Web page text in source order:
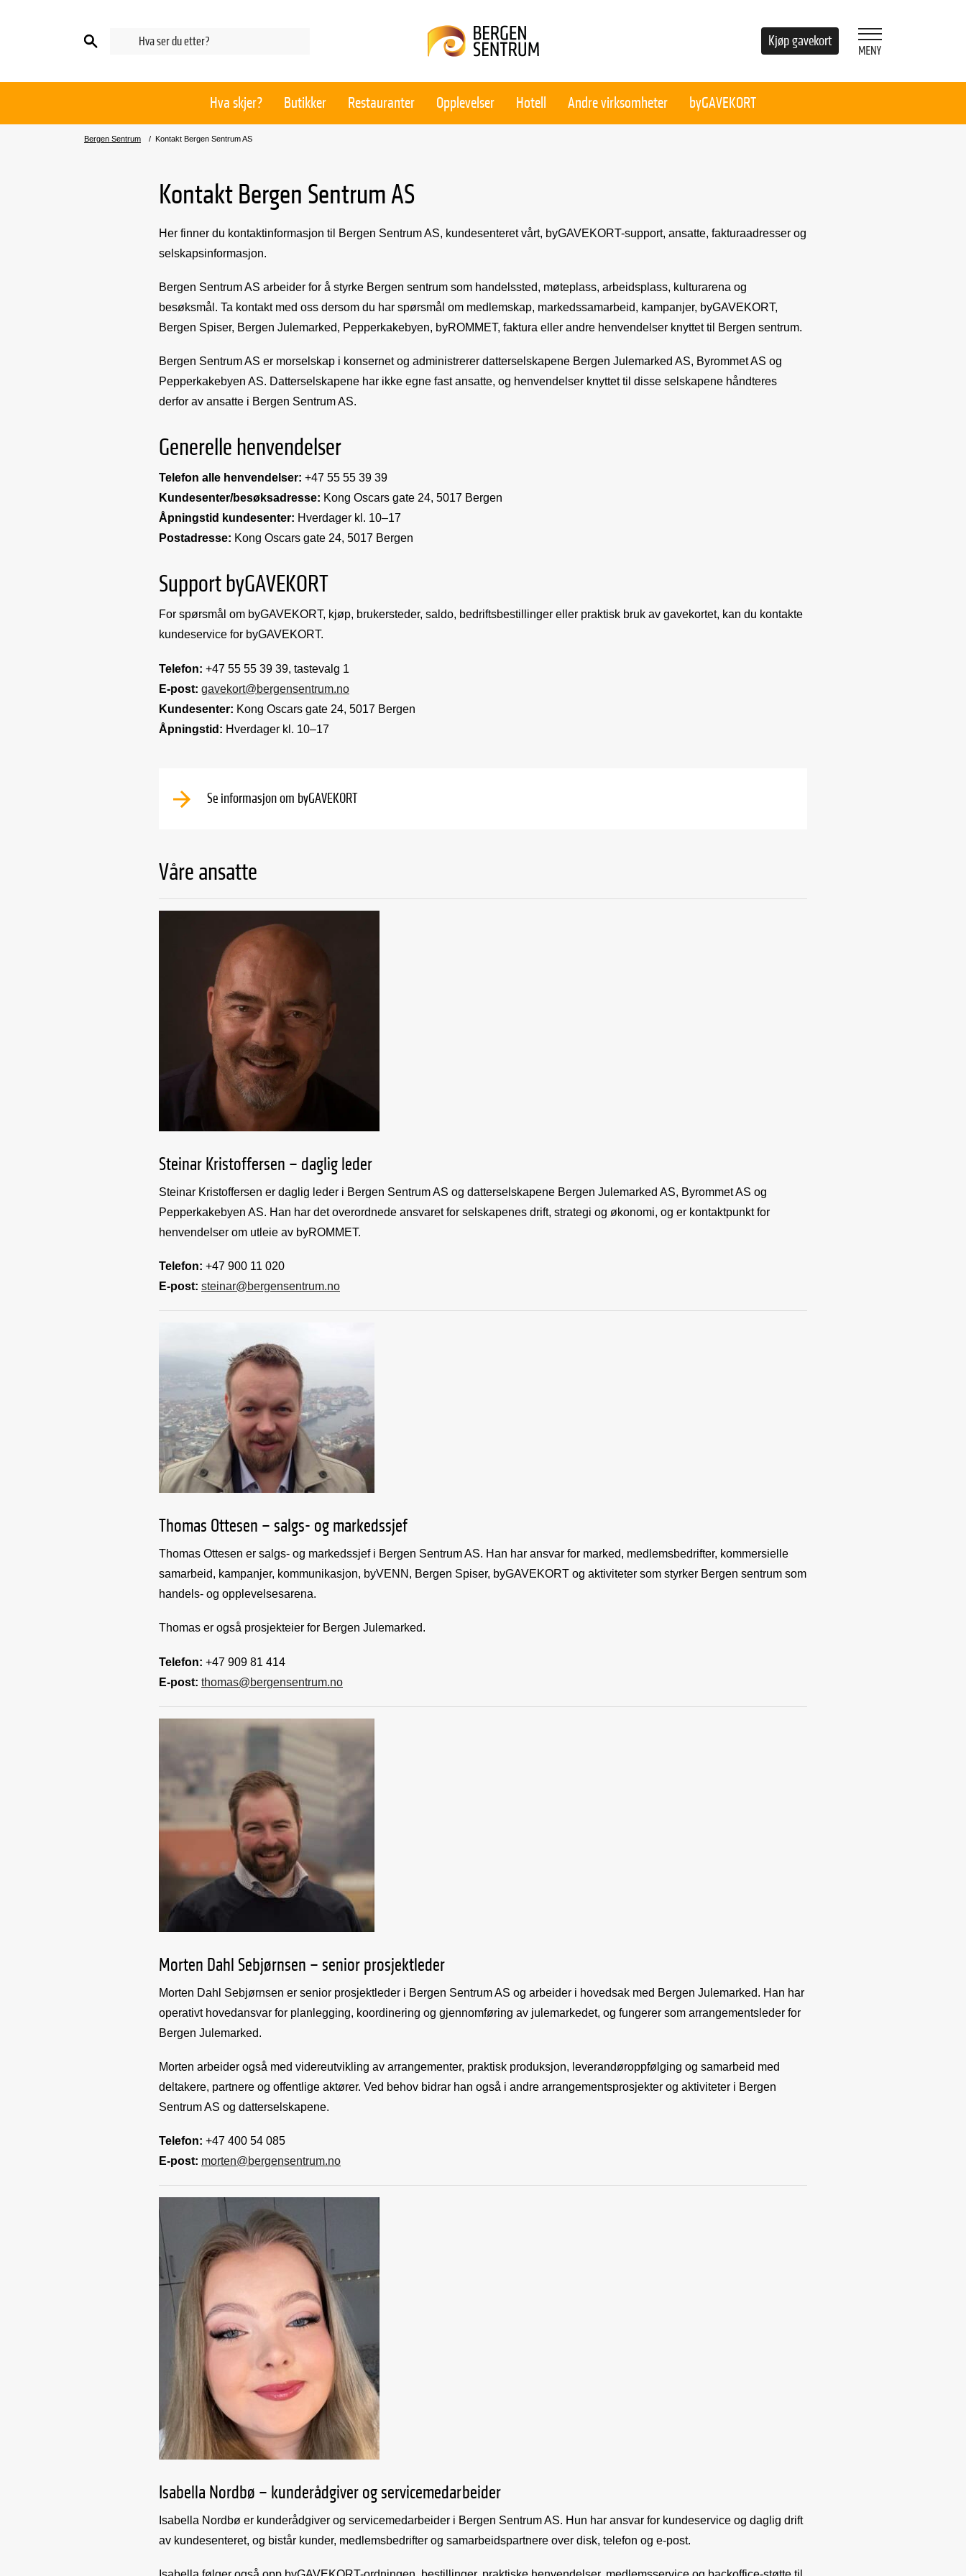
Kjøp gavekort
Hva skjer? Butikker Restauranter Opplevelser Hotell Andre virksomheter byGAVEKORT
Bergen Sentrum / Kontakt Bergen Sentrum AS
Kontakt Bergen Sentrum AS
Her finner du kontaktinformasjon til Bergen Sentrum AS, kundesenteret vårt, byGAVEKORT-support, ansatte, fakturaadresser og
selskapsinformasjon.
Bergen Sentrum AS arbeider for å styrke Bergen sentrum som handelssted, møteplass, arbeidsplass, kulturarena og
besøksmål. Ta kontakt med oss dersom du har spørsmål om medlemskap, markedssamarbeid, kampanjer, byGAVEKORT,
Bergen Spiser, Bergen Julemarked, Pepperkakebyen, byROMMET, faktura eller andre henvendelser knyttet til Bergen sentrum.
Bergen Sentrum AS er morselskap i konsernet og administrerer datterselskapene Bergen Julemarked AS, Byrommet AS og
Pepperkakebyen AS. Datterselskapene har ikke egne fast ansatte, og henvendelser knyttet til disse selskapene håndteres
derfor av ansatte i Bergen Sentrum AS.
Generelle henvendelser
Telefon alle henvendelser: +47 55 55 39 39
Kundesenter/besøksadresse: Kong Oscars gate 24, 5017 Bergen
Åpningstid kundesenter: Hverdager kl. 10–17
Postadresse: Kong Oscars gate 24, 5017 Bergen
Support byGAVEKORT
For spørsmål om byGAVEKORT, kjøp, brukersteder, saldo, bedriftsbestillinger eller praktisk bruk av gavekortet, kan du kontakte
kundeservice for byGAVEKORT.
Telefon: +47 55 55 39 39, tastevalg 1
E-post: gavekort@bergensentrum.no
Kundesenter: Kong Oscars gate 24, 5017 Bergen
Åpningstid: Hverdager kl. 10–17
Se informasjon om byGAVEKORT
Våre ansatte
Steinar Kristoffersen – daglig leder
Steinar Kristoffersen er daglig leder i Bergen Sentrum AS og datterselskapene Bergen Julemarked AS, Byrommet AS og
Pepperkakebyen AS. Han har det overordnede ansvaret for selskapenes drift, strategi og økonomi, og er kontaktpunkt for
henvendelser om utleie av byROMMET.
Telefon: +47 900 11 020
E-post: steinar@bergensentrum.no
Thomas Ottesen – salgs- og markedssjef
Thomas Ottesen er salgs- og markedssjef i Bergen Sentrum AS. Han har ansvar for marked, medlemsbedrifter, kommersielle
samarbeid, kampanjer, kommunikasjon, byVENN, Bergen Spiser, byGAVEKORT og aktiviteter som styrker Bergen sentrum som
handels- og opplevelsesarena.
Thomas er også prosjekteier for Bergen Julemarked.
Telefon: +47 909 81 414
E-post: thomas@bergensentrum.no
Morten Dahl Sebjørnsen – senior prosjektleder
Morten Dahl Sebjørnsen er senior prosjektleder i Bergen Sentrum AS og arbeider i hovedsak med Bergen Julemarked. Han har
operativt hovedansvar for planlegging, koordinering og gjennomføring av julemarkedet, og fungerer som arrangementsleder for
Bergen Julemarked.
Morten arbeider også med videreutvikling av arrangementer, praktisk produksjon, leverandøroppfølging og samarbeid med
deltakere, partnere og offentlige aktører. Ved behov bidrar han også i andre arrangementsprosjekter og aktiviteter i Bergen
Sentrum AS og datterselskapene.
Telefon: +47 400 54 085
E-post: morten@bergensentrum.no
Isabella Nordbø – kunderådgiver og servicemedarbeider
Isabella Nordbø er kunderådgiver og servicemedarbeider i Bergen Sentrum AS. Hun har ansvar for kundeservice og daglig drift
av kundesenteret, og bistår kunder, medlemsbedrifter og samarbeidspartnere over disk, telefon og e-post.